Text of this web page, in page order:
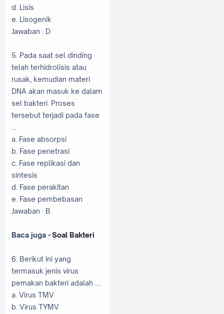
d. Lisis
e. Lisogenik
Jawaban : D
5. Pada saat sel dinding
telah terhidrolisis atau
rusak, kemudian materi
DNA akan masuk ke dalam
sel bakteri. Proses
tersebut terjadi pada fase
a. Fase absorpsi
b. Fase penetrasi
c. Fase replikasi dan
sintesis
d. Fase perakitan
e. Fase pembebasan
Jawaban : B
Baca juga -Soal Bakteri
6. Berikut ini yang
termasuk jenis virus
pemakan bakteri adalah ….
a. Virus TMV
b. Virus TYMV